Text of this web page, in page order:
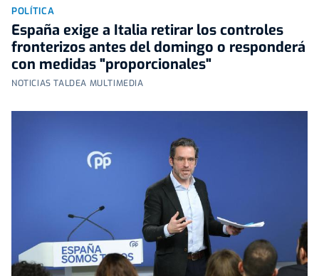
POLÍTICA
España exige a Italia retirar los controles
fronterizos antes del domingo o responderá
con medidas "proporcionales"
NOTICIAS TALDEA MULTIMEDIA